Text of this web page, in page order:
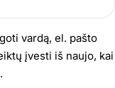
vardą, el. pašto
įvesti iš naujo, kai